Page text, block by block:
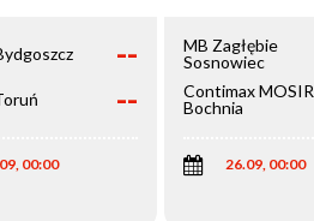
--
--
00:00
MB Zagłębie
Sosnowiec
Contimax MOSIR
Bochnia
26.09, 00:00